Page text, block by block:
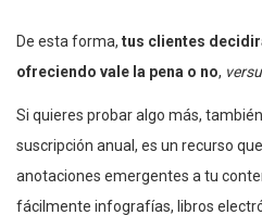
De esta forma, tus clientes
ofreciendo vale la pena o no,
Si quieres probar algo más,
suscripción anual, es un recurso
anotaciones emergentes a tu
fácilmente infografías, libros